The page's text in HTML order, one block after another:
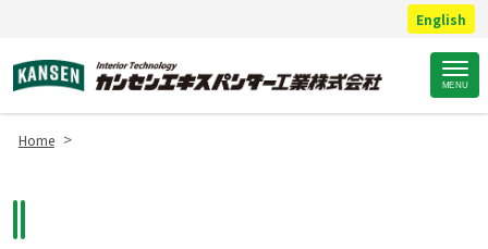
English
MENU
Home >
Site
Footer